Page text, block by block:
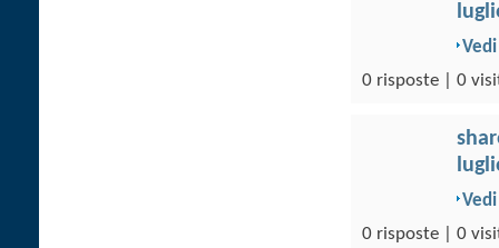
0 risposte | 0
0 risposte | 0